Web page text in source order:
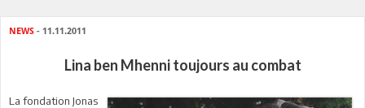
NEWS - 11.11.2011
Lina ben Mhenni toujours au combat
La fondation Jonas